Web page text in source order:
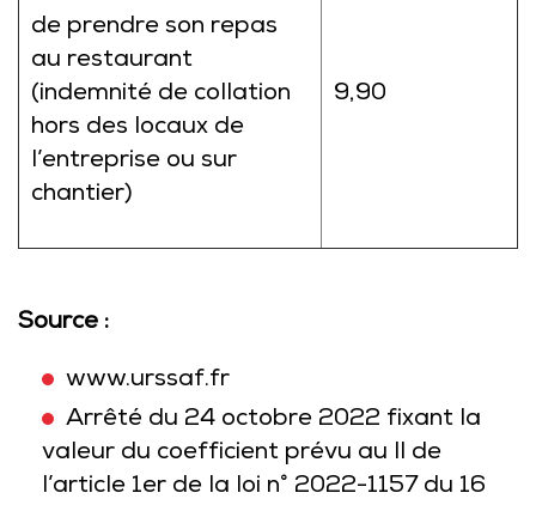
de prendre son repas
au restaurant
(indemnité de collation
hors des locaux de
l’entreprise ou sur
chantier)
9,90
Source :
www.urssaf.fr
Arrêté du 24 octobre 2022 fixant la
valeur du coefficient prévu au II de
l’article 1er de la loi n° 2022-1157 du 16